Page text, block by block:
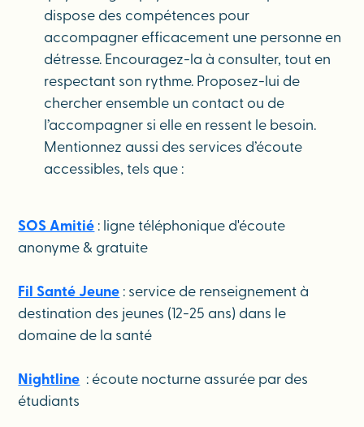
dispose des compétences pour
accompagner efficacement une personne en
détresse. Encouragez-la à consulter, tout en
respectant son rythme. Proposez-lui de
chercher ensemble un contact ou de
l’accompagner si elle en ressent le besoin.
Mentionnez aussi des services d’écoute
accessibles, tels que :
SOS Amitié : ligne téléphonique d'écoute
anonyme & gratuite
Fil Santé Jeune : service de renseignement à
destination des jeunes (12-25 ans) dans le
domaine de la santé
Nightline : écoute nocturne assurée par des
étudiants